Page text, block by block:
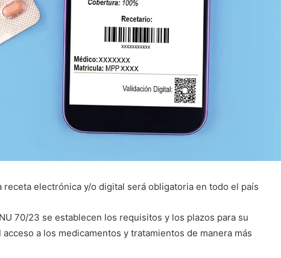
electrónica y/o digital será obligatoria en todo el país
70/23 se establecen los requisitos y los plazos para su
a los medicamentos y tratamientos de manera más